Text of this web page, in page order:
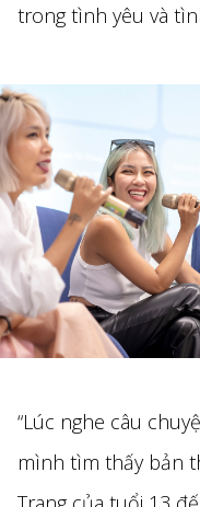
trong tình yêu và
“Lúc nghe câu
mình tìm thấy bản